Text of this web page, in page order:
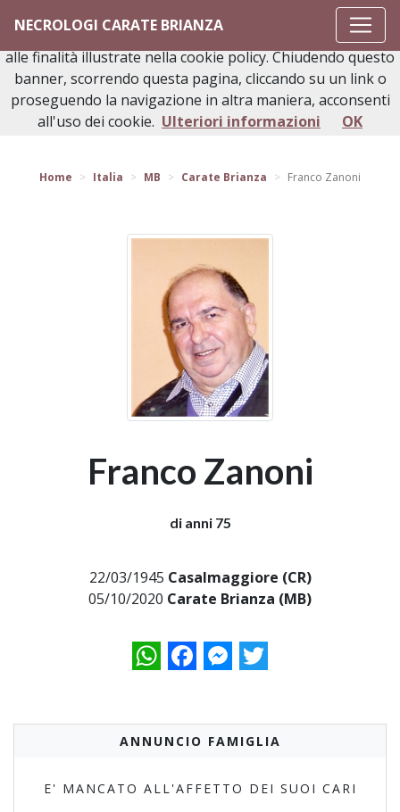
NECROLOGI CARATE BRIANZA
Torna indietro
Home Italia MB Carate Brianza Franco Zanoni
Franco Zanoni
di anni 75
22/03/1945 Casalmaggiore (CR)
05/10/2020 Carate Brianza (MB)
WhatsAppFacebookMessenger
Twitter
ANNUNCIO FAMIGLIA
E' MANCATO ALL'AFFETTO DEI SUOI CARI
Questo sito o gli strumenti terzi da questo utilizzati si
avvalgono di cookie necessari al funzionamento ed utili
alle finalità illustrate nella cookie policy. Chiudendo questo
banner, scorrendo questa pagina, cliccando su un link o
proseguendo la navigazione in altra maniera, acconsenti
all'uso dei cookie. Ulteriori informazioni OK